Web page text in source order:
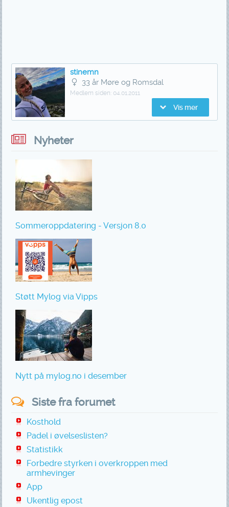
stinemn
33 år Møre og Romsdal
Medlem siden: 04.01.2011
Vis mer
Nyheter
Sommeroppdatering - Versjon 8.0
Støtt Mylog via Vipps
Nytt på mylog.no i desember
Siste fra forumet
Kosthold
Padel i øvelseslisten?
Statistikk
Forbedre styrken i overkroppen med
armhevinger
App
Ukentlig epost